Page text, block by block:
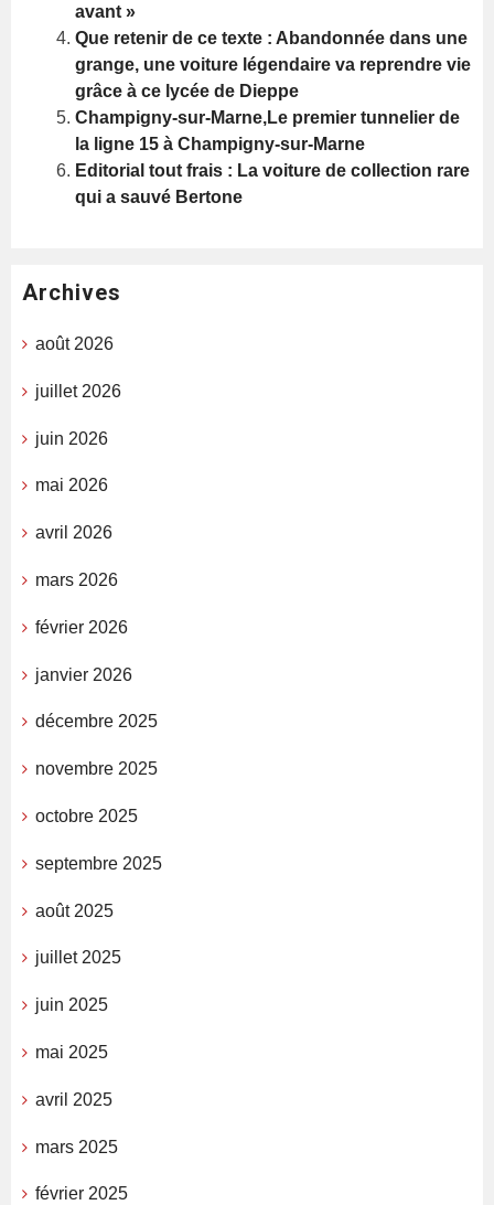
avant »
Que retenir de ce texte : Abandonnée dans une
grange, une voiture légendaire va reprendre vie
grâce à ce lycée de Dieppe
Champigny-sur-Marne,Le premier tunnelier de
la ligne 15 à Champigny-sur-Marne
Editorial tout frais : La voiture de collection rare
qui a sauvé Bertone
Archives
août 2026
juillet 2026
juin 2026
mai 2026
avril 2026
mars 2026
février 2026
janvier 2026
décembre 2025
novembre 2025
octobre 2025
septembre 2025
août 2025
juillet 2025
juin 2025
mai 2025
avril 2025
mars 2025
février 2025